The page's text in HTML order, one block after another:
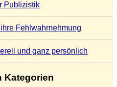
Publizistik
Fehlwahrnehmung
und ganz persönlich
Kategorien